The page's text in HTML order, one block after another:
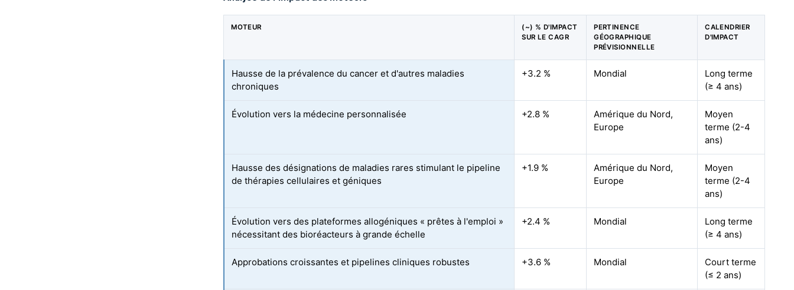
MOTEUR
(~) % D'IMPACT
SUR LE CAGR
PERTINENCE
GÉOGRAPHIQUE
PRÉVISIONNELLE
CALENDRIER
D'IMPACT
Hausse de la prévalence du cancer et d'autres maladies
chroniques
+3.2 % Mondial
Long terme
(≥ 4 ans)
Évolution vers la médecine personnalisée +2.8 %
Amérique du Nord,
Europe
Moyen
terme (2-4
ans)
Hausse des désignations de maladies rares stimulant le pipeline
de thérapies cellulaires et géniques
+1.9 %
Amérique du Nord,
Europe
Moyen
terme (2-4
ans)
Évolution vers des plateformes allogéniques « prêtes à l'emploi »
nécessitant des bioréacteurs à grande échelle
+2.4 % Mondial
Long terme
(≥ 4 ans)
Approbations croissantes et pipelines cliniques robustes +3.6 % Mondial
Court terme
(≤ 2 ans)